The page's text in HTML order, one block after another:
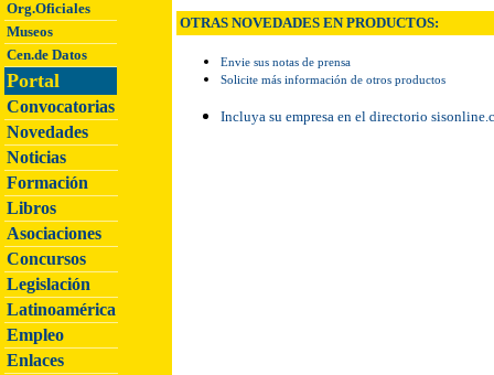
Org.Oficiales
Museos
Cen.de Datos
Portal
Convocatorias
Novedades
Noticias
Formación
Libros
Asociaciones
Concursos
Legislación
Latinoamérica
Empleo
Enlaces
OTRAS NOVEDADES EN PRODUCTOS:
Envie sus notas de prensa
Solicite más información de otros productos
Incluya su empresa en el directorio